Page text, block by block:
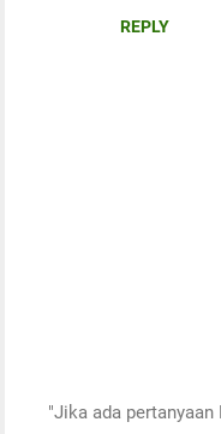
REPLY
"Jika ada